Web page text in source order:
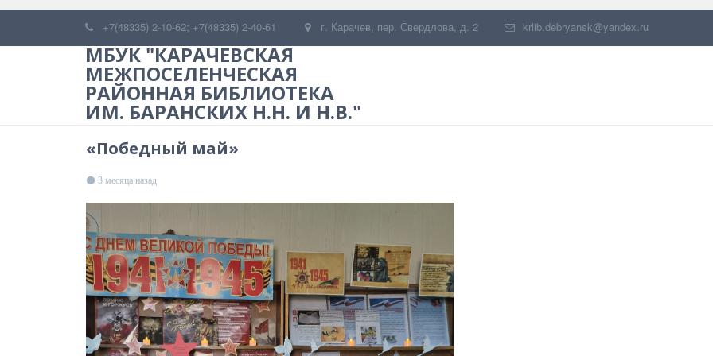
+7(48335) 2-10-62; +7(48335) 2-40-61 г. Карачев, пер. Свердлова, д. 2 krlib.debryansk@yandex.ru
МБУК "КАРАЧЕВСКАЯ
МЕЖПОСЕЛЕНЧЕСКАЯ
РАЙОННАЯ БИБЛИОТЕКА
ИМ. БАРАНСКИХ Н.Н. И Н.В."
«Победный май»
3 месяца назад